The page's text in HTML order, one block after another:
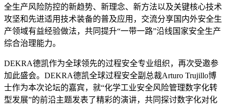
全生产风险防控的新趋势、新理念、新方法以及关键核心技术
攻坚和先进适用技术装备的普及应用，交流分享国内外安全生
产领域有益经验做法，共同提升“一带一路”沿线国家安全生产
综合治理能力。
DEKRA德凯作为全球领先的过程安全专业组织，再次受邀参
加此盛会。DEKRA德凯全球过程安全副总裁Arturo Trujillo博
士作为本次论坛的嘉宾，就“化学工业安全风险管理数字化转
型发展”的前沿主题发表了精彩的演讲，共同探讨数字化对化